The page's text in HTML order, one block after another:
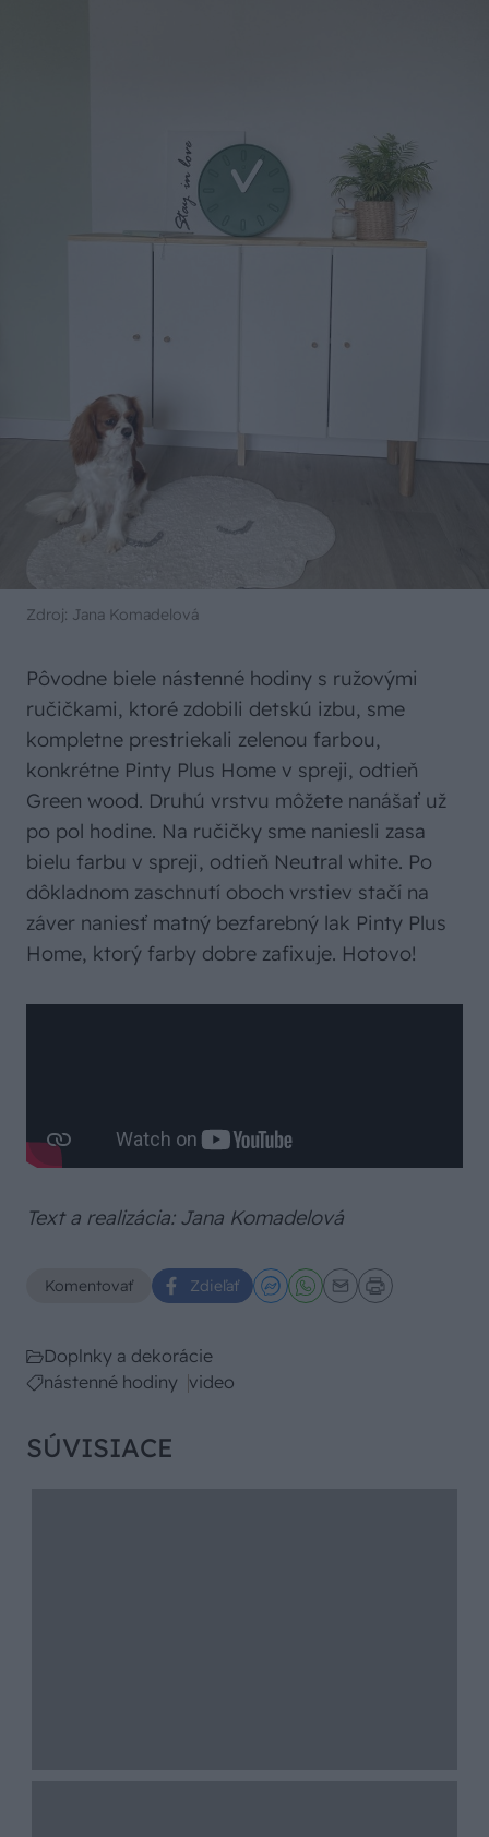
Zdroj: Jana Komadelová
Pôvodne biele nástenné hodiny s ružovými
ručičkami, ktoré zdobili detskú izbu, sme
kompletne prestriekali zelenou farbou,
konkrétne Pinty Plus Home v spreji, odtieň
Green wood. Druhú vrstvu môžete nanášať už
po pol hodine. Na ručičky sme naniesli zasa
bielu farbu v spreji, odtieň Neutral white. Po
dôkladnom zaschnutí oboch vrstiev stačí na
záver naniesť matný bezfarebný lak Pinty Plus
Home, ktorý farby dobre zafixuje. Hotovo!
Text a realizácia: Jana Komadelová
Komentovať Zdieľať
Doplnky a dekorácie
nástenné hodiny video
SÚVISIACE